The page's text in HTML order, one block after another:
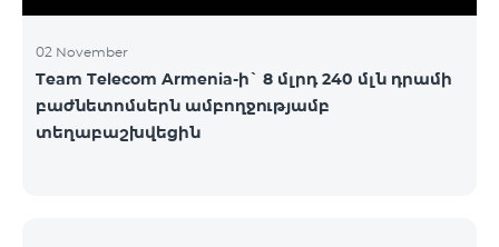
02 November
Team Telecom Armenia-ի` 8 մլրդ 240 մլն դրամի
բաժնետոմսերն ամբողջությամբ
տեղաբաշխվեցին